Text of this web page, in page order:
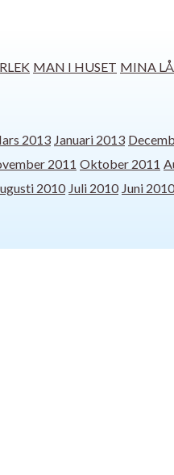
MAN I HUSET MINA
2013 Januari 2013
2011 Oktober 2011
2010 Juli 2010 Juni 2010